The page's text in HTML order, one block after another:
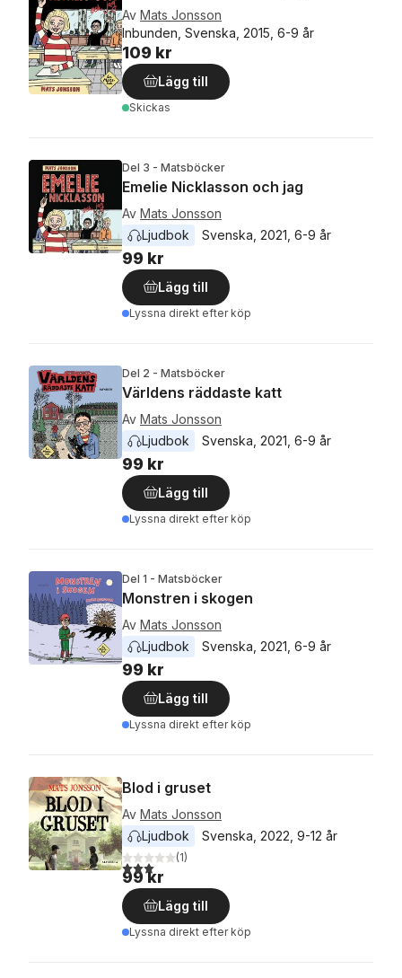
Av Mats Jonsson
Inbunden, Svenska, 2015, 6-9 år
109 kr
Lägg till
Skickas
Del 3 - Matsböcker
Emelie Nicklasson och jag
Av Mats Jonsson
Ljudbok
Svenska 2021 6-9 år
99 kr
Lägg till
Lyssna direkt efter köp
Del 2 - Matsböcker
Världens räddaste katt
Av Mats Jonsson
Ljudbok
Svenska 2021 6-9 år
99 kr
Lägg till
Lyssna direkt efter köp
Del 1 - Matsböcker
Monstren i skogen
Av Mats Jonsson
Ljudbok
Svenska 2021 6-9 år
99 kr
Lägg till
Lyssna direkt efter köp
Blod i gruset
Av Mats Jonsson
Ljudbok
Svenska 2022 9-12 år
3,0utav 5 stjärnor. Totalt antal röster:
(1)
99 kr
Lägg till
Lyssna direkt efter köp